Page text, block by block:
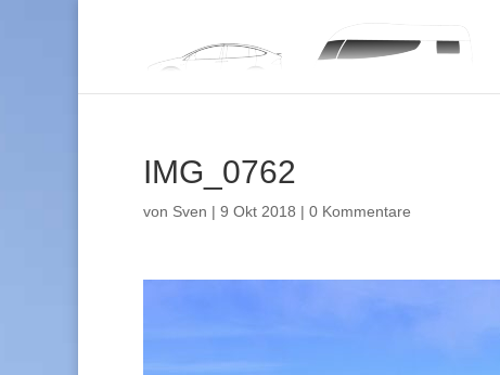
IMG_0762
von Sven | 9 Okt 2018 | 0 Kommentare